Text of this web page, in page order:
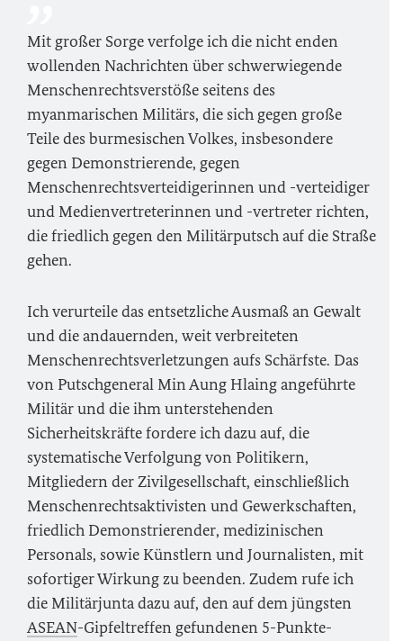
Mit großer Sorge verfolge ich die nicht enden
wollenden Nachrichten über schwerwiegende
Menschenrechtsverstöße seitens des
myanmarischen Militärs, die sich gegen große
Teile des burmesischen Volkes, insbesondere
gegen Demonstrierende, gegen
Menschenrechtsverteidigerinnen und -verteidiger
und Medienvertreterinnen und -vertreter richten,
die friedlich gegen den Militärputsch auf die Straße
gehen.
Ich verurteile das entsetzliche Ausmaß an Gewalt
und die andauernden, weit verbreiteten
Menschenrechtsverletzungen aufs Schärfste. Das
von Putschgeneral Min Aung Hlaing angeführte
Militär und die ihm unterstehenden
Sicherheitskräfte fordere ich dazu auf, die
systematische Verfolgung von Politikern,
Mitgliedern der Zivilgesellschaft, einschließlich
Menschenrechtsaktivisten und Gewerkschaften,
friedlich Demonstrierender, medizinischen
Personals, sowie Künstlern und Journalisten, mit
sofortiger Wirkung zu beenden. Zudem rufe ich
die Militärjunta dazu auf, den auf dem jüngsten
ASEAN-Gipfeltreffen gefundenen 5-Punkte-